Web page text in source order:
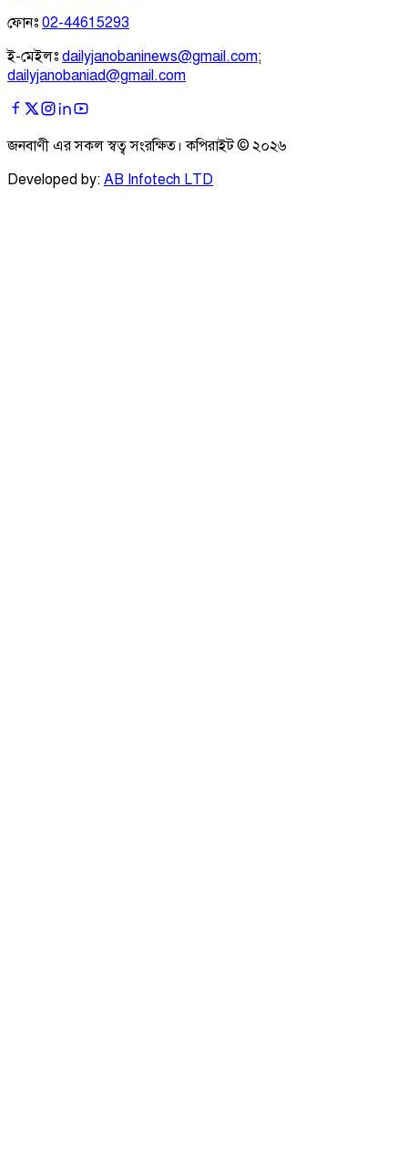
ফোনঃ 02-44615293
ই-মেইলঃ dailyjanobaninews@gmail.com;
dailyjanobaniad@gmail.com
জনবাণী এর সকল স্বত্ব সংরক্ষিত। কপিরাইট © ২০২৬
Developed by: AB Infotech LTD